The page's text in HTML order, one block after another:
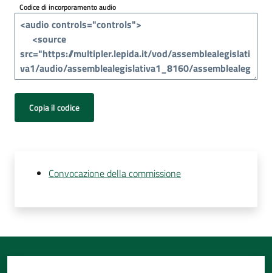
Per
cittadini
Codice di incorporamento audio
Copia il codice
Convocazione della commissione